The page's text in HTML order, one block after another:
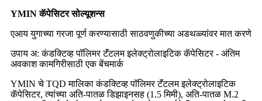
YMIN कॅपेसिटर सोल्यूशन्स
एआय युगाच्या गरजा पूर्ण करण्यासाठी साठवणुकीच्या अडथळ्यांवर मात करणे
उपाय अ: कंडक्टिव्ह पॉलिमर टॅंटलम इलेक्ट्रोलाइटिक कॅपेसिटर - अंतिम
अवकाश कामगिरीसाठी एक बेंचमार्क
YMIN चे TQD मालिका कंडक्टिव्ह पॉलिमर टॅंटलम इलेक्ट्रोलाइटिक
कॅपेसिटर, त्यांच्या अति-पातळ डिझाइनसह (1.5 मिमी), अति-पातळ M.2